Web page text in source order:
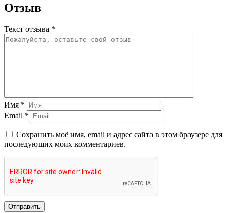
Отзыв
Текст отзыва *
Имя *
Email *
Сохранить моё имя, email и адрес сайта в этом браузере для
последующих моих комментариев.
Отправить